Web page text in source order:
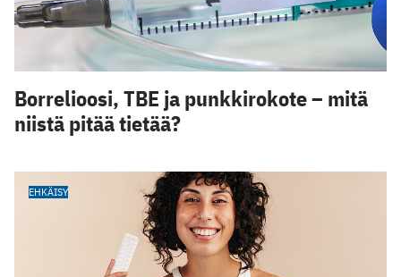
Borrelioosi, TBE ja punkkirokote – mitä
niistä pitää tietää?
EHKÄISY